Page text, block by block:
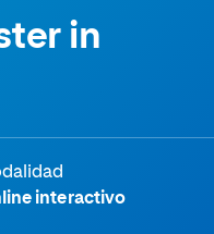
Educación y Humanidades
Empresa
Escuela Superior de Ingeniería
y Tecnología (ESIT)
in
interactivo